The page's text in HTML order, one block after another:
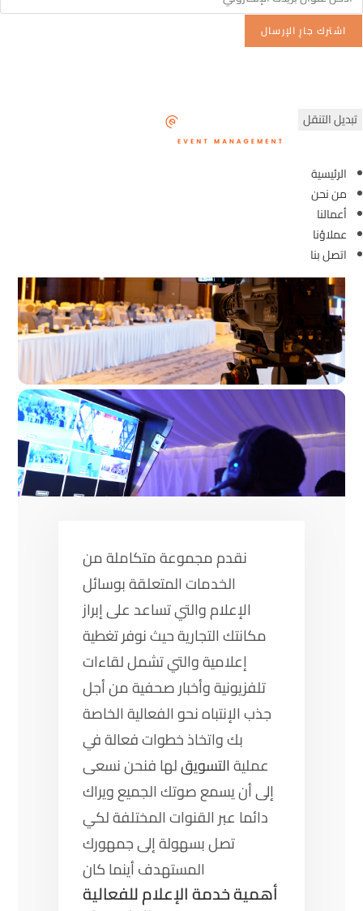
اشترك جارٍ الإرسال
تبديل التنقل
الرئيسية
من نحن
أعمالنا
عملاؤنا
اتصل بنا
نقدم مجموعة متكاملة من
الخدمات المتعلقة بوسائل
الإعلام والتي تساعد على إبراز
مكانتك التجارية حيث نوفر تغطية
إعلامية والتي تشمل لقاءات
تلفزيونية وأخبار صحفية من أجل
جذب الإنتباه نحو الفعالية الخاصة
بك واتخاذ خطوات فعالة في
عمليةالتسويقلها فنحن نسعى
إلى أن يسمع صوتك الجميع ويراك
دائما عبر القنوات المختلفة لكي
تصل بسهولة إلى جمهورك
المستهدف أينما كان
أهمية خدمة الإعلام للفعالية